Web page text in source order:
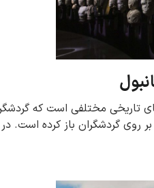
تاریخی مختلفی است که
بر روی گردشگران باز کرده